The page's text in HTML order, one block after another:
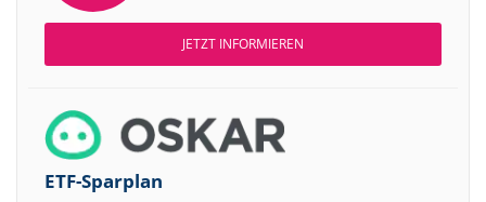
JETZT INFORMIEREN
ETF-Sparplan